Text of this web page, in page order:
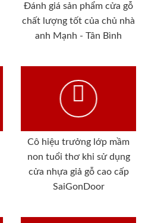
Đánh giá sản phẩm cửa gỗ
chất lượng tốt của chủ nhà
anh Mạnh - Tân Bình
Cô hiệu trưởng lớp mầm
non tuổi thơ khi sử dụng
cửa nhựa giả gỗ cao cấp
SaiGonDoor